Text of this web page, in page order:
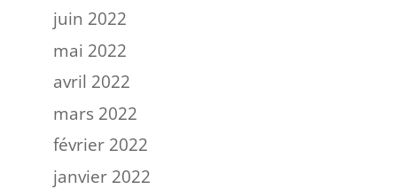
juin 2022
mai 2022
avril 2022
mars 2022
février 2022
janvier 2022